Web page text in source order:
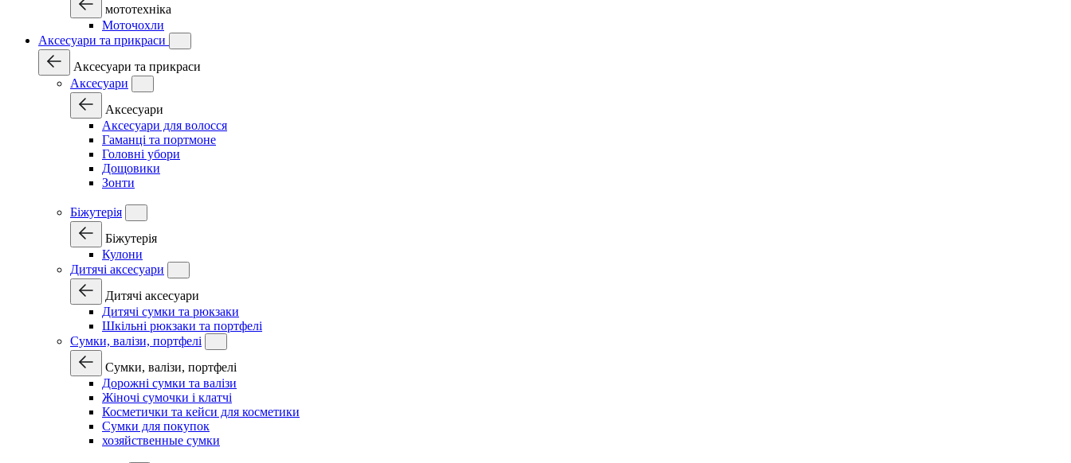
мототехніка
Моточохли
Аксесуари та прикраси
Аксесуари та прикраси
Аксесуари
Аксесуари
Аксесуари для волосся
Гаманці та портмоне
Головні убори
Дощовики
Зонти
Біжутерія
Біжутерія
Кулони
Дитячі аксесуари
Дитячі аксесуари
Дитячі сумки та рюкзаки
Шкільні рюкзаки та портфелі
Сумки, валізи, портфелі
Сумки, валізи, портфелі
Дорожні сумки та валізи
Жіночі сумочки і клатчі
Косметички та кейси для косметики
Сумки для покупок
хозяйственные сумки